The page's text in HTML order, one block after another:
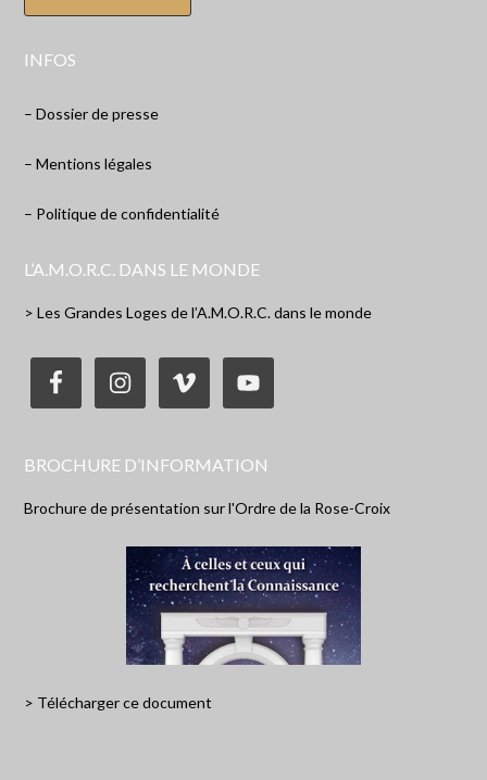
INFOS
– Dossier de presse
– Mentions légales
– Politique de confidentialité
L’A.M.O.R.C. DANS LE MONDE
> Les Grandes Loges de l’A.M.O.R.C. dans le monde
BROCHURE D’INFORMATION
Brochure de présentation sur l'Ordre de la Rose-Croix
> Télécharger ce document